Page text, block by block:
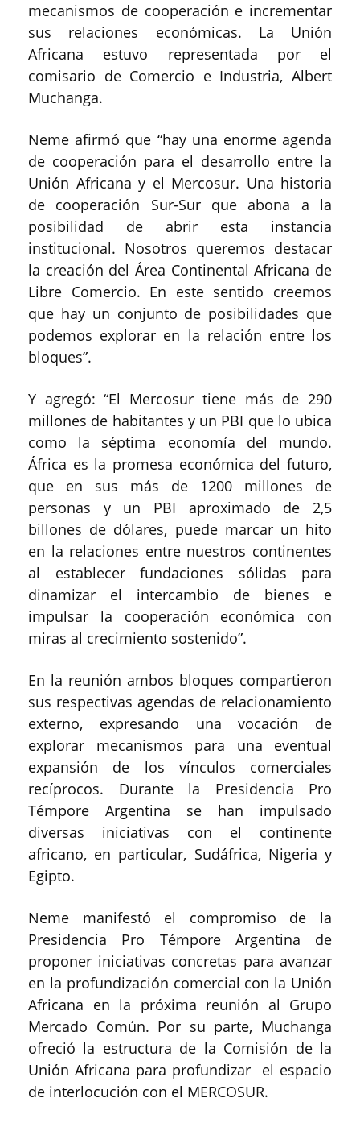
mecanismos de cooperación e incrementar
sus relaciones económicas. La Unión
Africana estuvo representada por el
comisario de Comercio e Industria, Albert
Muchanga.
Neme afirmó que “hay una enorme agenda
de cooperación para el desarrollo entre la
Unión Africana y el Mercosur. Una historia
de cooperación Sur-Sur que abona a la
posibilidad de abrir esta instancia
institucional. Nosotros queremos destacar
la creación del Área Continental Africana de
Libre Comercio. En este sentido creemos
que hay un conjunto de posibilidades que
podemos explorar en la relación entre los
bloques”.
Y agregó: “El Mercosur tiene más de 290
millones de habitantes y un PBI que lo ubica
como la séptima economía del mundo.
África es la promesa económica del futuro,
que en sus más de 1200 millones de
personas y un PBI aproximado de 2,5
billones de dólares, puede marcar un hito
en la relaciones entre nuestros continentes
al establecer fundaciones sólidas para
dinamizar el intercambio de bienes e
impulsar la cooperación económica con
miras al crecimiento sostenido”.
En la reunión ambos bloques compartieron
sus respectivas agendas de relacionamiento
externo, expresando una vocación de
explorar mecanismos para una eventual
expansión de los vínculos comerciales
recíprocos. Durante la Presidencia Pro
Témpore Argentina se han impulsado
diversas iniciativas con el continente
africano, en particular, Sudáfrica, Nigeria y
Egipto.
Neme manifestó el compromiso de la
Presidencia Pro Témpore Argentina de
proponer iniciativas concretas para avanzar
en la profundización comercial con la Unión
Africana en la próxima reunión al Grupo
Mercado Común. Por su parte, Muchanga
ofreció la estructura de la Comisión de la
Unión Africana para profundizar el espacio
de interlocución con el MERCOSUR.